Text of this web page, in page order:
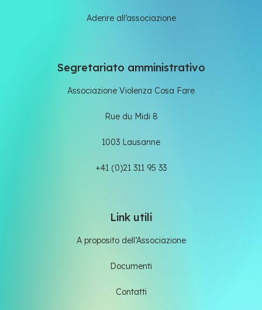
Aderire all’associazione
Segretariato amministrativo
Associazione Violenza Cosa Fare
Rue du Midi 8
1003 Lausanne
+41 (0)21 311 95 33
Link utili
A proposito dell’Associazione
Documenti
Contatti